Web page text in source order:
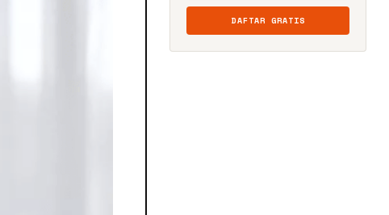
DAFTAR GRATIS